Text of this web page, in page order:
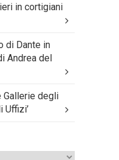
in cortigiani
di Dante in
Andrea del
Gallerie degli
Uffizi’